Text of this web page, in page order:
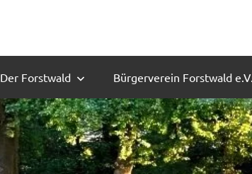
Der Forstwald Bürgerverein Forstwald e.V.